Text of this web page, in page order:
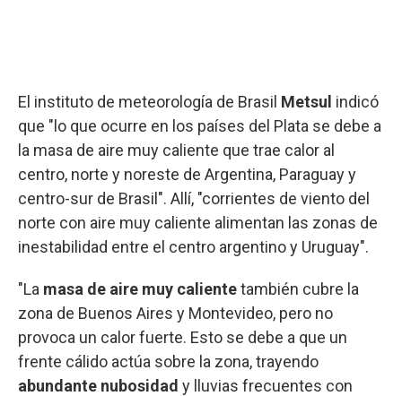
El instituto de meteorología de Brasil Metsul indicó
que "lo que ocurre en los países del Plata se debe a
la masa de aire muy caliente que trae calor al
centro, norte y noreste de Argentina, Paraguay y
centro-sur de Brasil". Allí, "corrientes de viento del
norte con aire muy caliente alimentan las zonas de
inestabilidad entre el centro argentino y Uruguay".
"La masa de aire muy calientetambién cubre la
zona de Buenos Aires y Montevideo, pero no
provoca un calor fuerte. Esto se debe a que un
frente cálido actúa sobre la zona, trayendo
abundante nubosidad y lluvias frecuentes con